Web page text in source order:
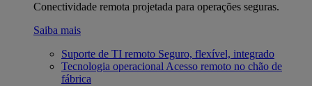
Conectividade remota projetada para operações seguras.
Saiba mais
Suporte de TI remoto Seguro, flexível, integrado
Tecnologia operacional Acesso remoto no chão de
fábrica